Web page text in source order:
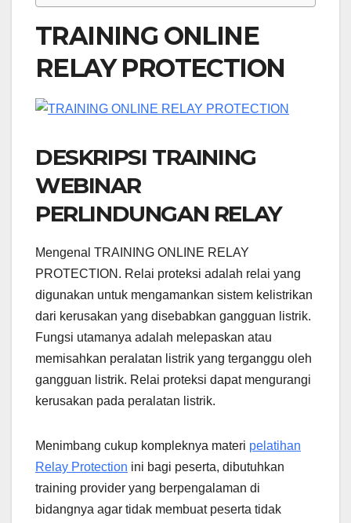
TRAINING ONLINE
RELAY PROTECTION
DESKRIPSI TRAINING
WEBINAR
PERLINDUNGAN RELAY
Mengenal TRAINING ONLINE RELAY
PROTECTION. Relai proteksi adalah relai yang
digunakan untuk mengamankan sistem kelistrikan
dari kerusakan yang disebabkan gangguan listrik.
Fungsi utamanya adalah melepaskan atau
memisahkan peralatan listrik yang terganggu oleh
gangguan listrik. Relai proteksi dapat mengurangi
kerusakan pada peralatan listrik.
Menimbang cukup kompleknya materi pelatihan
Relay Protection ini bagi peserta, dibutuhkan
training provider yang berpengalaman di
bidangnya agar tidak membuat peserta tidak